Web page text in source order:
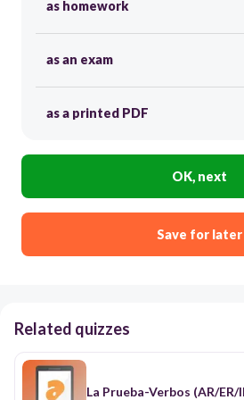
as homework
as an exam
as a printed PDF
OK, next
Save for later
Related quizzes
La Prueba-Verbos (AR/ER/